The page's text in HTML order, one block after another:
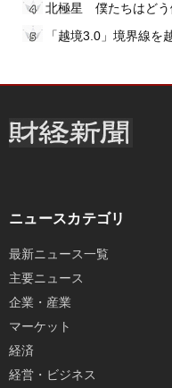
北極星 僕たちはどう
「越境3.0」境界線を
ニュースカテゴリ
最新ニュース一覧
主要ニュース
企業・産業
マーケット
経済
経営・ビジネス